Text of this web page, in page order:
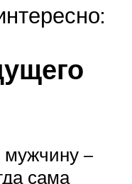
–
сама